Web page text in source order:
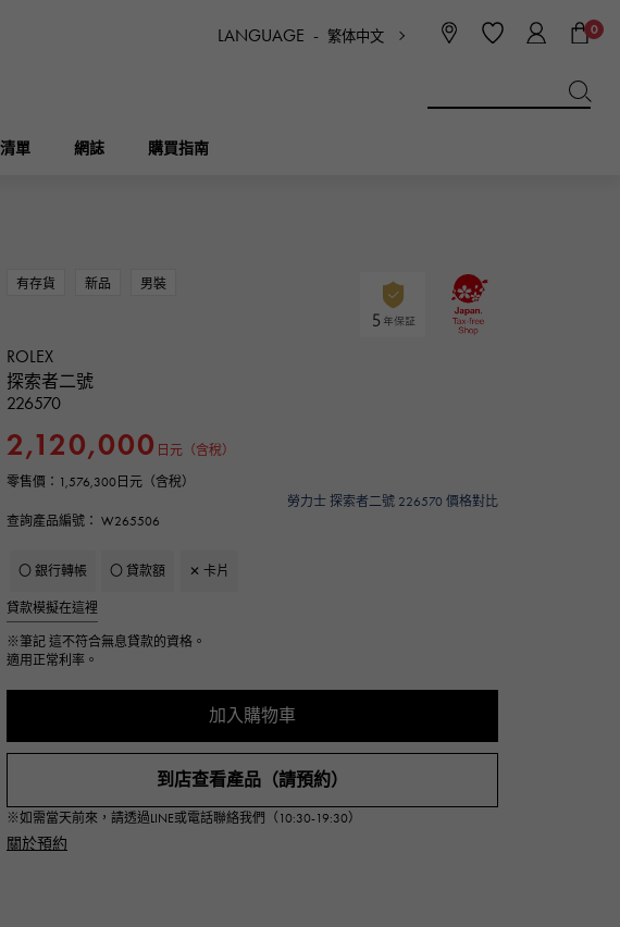
LANGUAGE -繁体中文 0
單 網誌 購買指南
麗
頓
Cartier
WATCH
·珀蒂（Alpha Petit）
NOMBRE
證二手
有存貨 新品 男裝
ROLEX
探索者二號
226570
2,120,000 日元（含稅）
零售價： 1,576,300日元（含稅）
勞力士 探索者二號 226570 價格對比
查詢產品編號： W265506
〇 銀行轉帳 〇 貸款額 ✕ 卡片
貸款模擬在這裡
※筆記 這不符合無息貸款的資格。
適用正常利率。
加入購物車
到店查看產品（請預約）
※如需當天前來，請透過LINE或電話聯絡我們（10:30-19:30）
關於預約